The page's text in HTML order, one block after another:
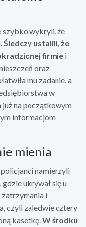
szybko wykryli, że
Śledczy ustalili, że
firmie i
oraz
mu zadanie, a
w
już na początkowym
informacjom
mienia
policjanci namierzyli
ukrywał się u
i
czyli zaledwie cztery
kasetkę. W środku